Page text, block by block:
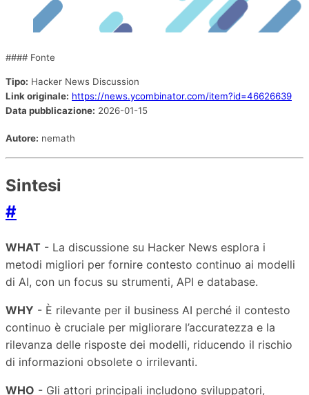
#### Fonte
Tipo: Hacker News Discussion
Link originale: https://news.ycombinator.com/item?id=46626639
Data pubblicazione: 2026-01-15
Autore: nemath
Sintesi
#
WHAT - La discussione su Hacker News esplora i
metodi migliori per fornire contesto continuo ai modelli
di AI, con un focus su strumenti, API e database.
WHY - È rilevante per il business AI perché il contesto
continuo è cruciale per migliorare l’accuratezza e la
rilevanza delle risposte dei modelli, riducendo il rischio
di informazioni obsolete o irrilevanti.
WHO - Gli attori principali includono sviluppatori,